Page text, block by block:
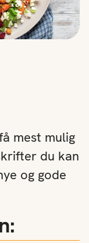
mest mulig
du kan
og gode